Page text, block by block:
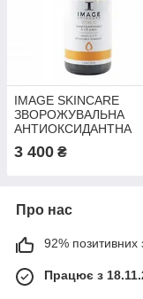
IMAGE SKINCARE
ЗВОРОЖУВАЛЬНА
АНТИОКСИДАНТНА
СИБРАТКА З
А, С, Е Vital C Hydrating
3 400 ₴
Про нас
92% позитивних
Працює з